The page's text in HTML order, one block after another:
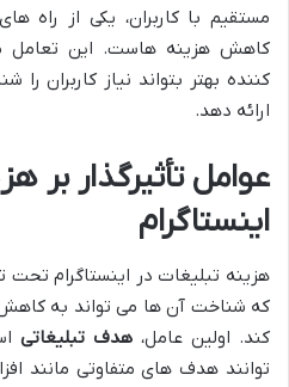
مستقیم با کاربران، یکی از راه
کاهش هزینه هاست. این تعامل
کننده بهتر بتواند نیاز کاربران
ارائه دهد.
عوامل تأثیرگذار بر
اینستاگرام
هزینه تبلیغات در اینستاگرام تحت
که شناخت آن ها می تواند به
کند. اولین عامل، هدف تبلیغاتی
توانند هدف های متفاوتی مانند